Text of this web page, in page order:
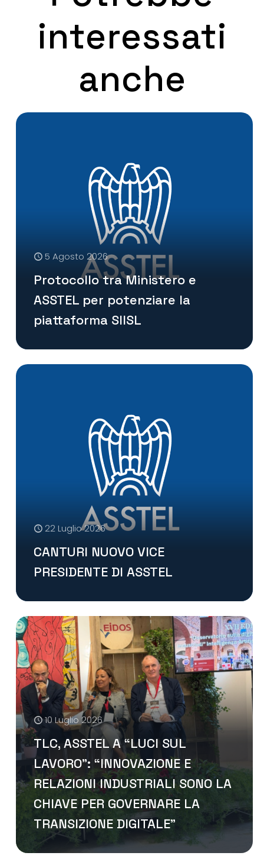
interessati
anche
5 Agosto 2026
Protocollo tra Ministero e
ASSTEL per potenziare la
piattaforma SIISL
22 Luglio 2026
CANTURI NUOVO VICE
PRESIDENTE DI ASSTEL
10 Luglio 2026
TLC, ASSTEL A “LUCI SUL
LAVORO”: “INNOVAZIONE E
RELAZIONI INDUSTRIALI SONO LA
CHIAVE PER GOVERNARE LA
TRANSIZIONE DIGITALE”